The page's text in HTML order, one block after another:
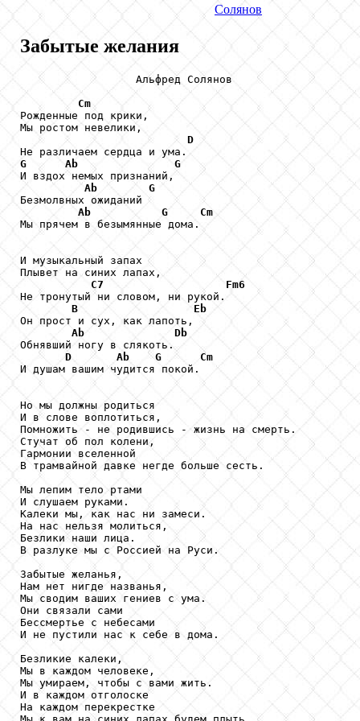
Солянов
Забытые желания
                  Альфред Солянов
Cm
Рожденные под крики,
Мы ростом невелики,
D
G
Ab
G
И вздох немых признаний,
Ab
G
Безмолвных ожиданий
Ab
G
Cm
Мы прячем в безымянные дома.
И музыкальный запах
Плывет на синих лапах,
C7
Fm6
Не тронутый ни словом, ни рукой.
B
Eb
Он прост и сух, как лапоть,
Ab
Db
Обнявший ногу в слякоть.
D
Ab G
Cm
И душам вашим чудится покой.
Но мы должны родиться
И в слове воплотиться,
Помножить - не родившись - жизнь на смерть.
Стучат об пол колени,
Гармонии вселенной
В трамвайной давке негде больше сесть.
Мы лепим тело ртами
И слушаем руками.
Калеки мы, как нас ни замеси.
На нас нельзя молиться,
Безлики наши лица.
В разлуке мы с Россией на Руси.
Забытые желанья,
Нам нет нигде названья,
Мы сводим ваших гениев с ума.
Они связали сами
Бессмертье с небесами
И не пустили нас к себе в дома.
Безликие калеки,
Мы в каждом человеке,
Мы умираем, чтобы с вами жить.
И в каждом отголоске
На каждом перекрестке